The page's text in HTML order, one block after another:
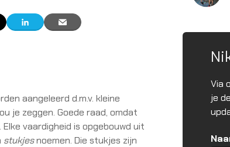
aangeleerd d.m.v. kleine
je zeggen. Goede raad, omdat
vaardigheid is opgebouwd uit
stukjesnoemen. Die stukjes zijn
Via
je